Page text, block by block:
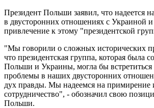
Президент Польши заявил, что надеется
в двусторонних отношениях с Украиной и
привлечение к этому "президентской
"Мы говорили о сложных исторических
что президентская группа, которая была
Польши и Украины, могла бы встретиться
проблемы в наших двусторонних
дух правды. Мы надеемся на примирение
сотрудничество", - обозначил свою
Польши.